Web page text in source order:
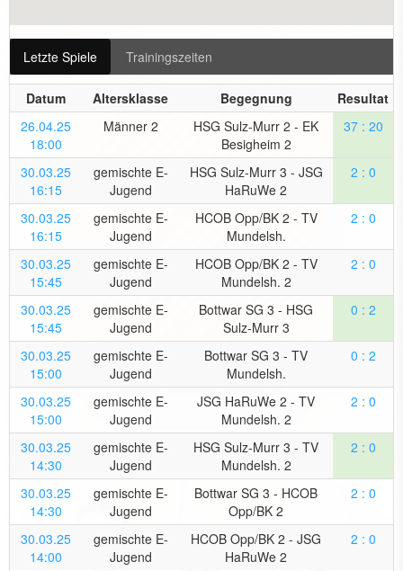
Letzte Spiele Trainingszeiten
Datum Altersklasse Begegnung
Resultat
26.04.25
18:00
Männer 2
HSG Sulz-Murr 2 - EK
Besigheim 2
37 : 20
30.03.25
16:15
gemischte E-
Jugend
HSG Sulz-Murr 3 - JSG
HaRuWe 2
2 : 0
30.03.25
16:15
gemischte E-
Jugend
HCOB Opp/BK 2 - TV
Mundelsh.
2 : 0
30.03.25
15:45
gemischte E-
Jugend
HCOB Opp/BK 2 - TV
Mundelsh. 2
2 : 0
30.03.25
15:45
gemischte E-
Jugend
Bottwar SG 3 - HSG
Sulz-Murr 3
0 : 2
30.03.25
15:00
gemischte E-
Jugend
Bottwar SG 3 - TV
Mundelsh.
0 : 2
30.03.25
15:00
gemischte E-
Jugend
JSG HaRuWe 2 - TV
Mundelsh. 2
2 : 0
30.03.25
14:30
gemischte E-
Jugend
HSG Sulz-Murr 3 - TV
Mundelsh. 2
2 : 0
30.03.25
14:30
gemischte E-
Jugend
Bottwar SG 3 - HCOB
Opp/BK 2
2 : 0
30.03.25
14:00
gemischte E-
Jugend
HCOB Opp/BK 2 - JSG
HaRuWe 2
2 : 0